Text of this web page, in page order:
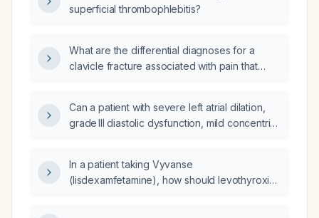
superficial thrombophlebitis?
What are the differential diagnoses for a
clavicle fracture associated with pain that
Can a patient with severe left atrial dilation,
grade III diastolic dysfunction, mild concentric
non‑cardiac procedure?
In a patient taking Vyvanse
(lisdexamfetamine), how should levothyroxine